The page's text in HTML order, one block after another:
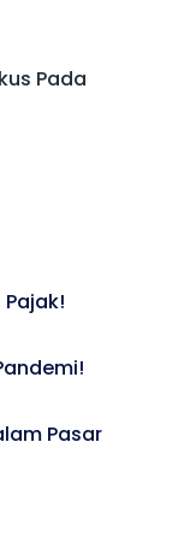
Pada
Pajak!
Pasar